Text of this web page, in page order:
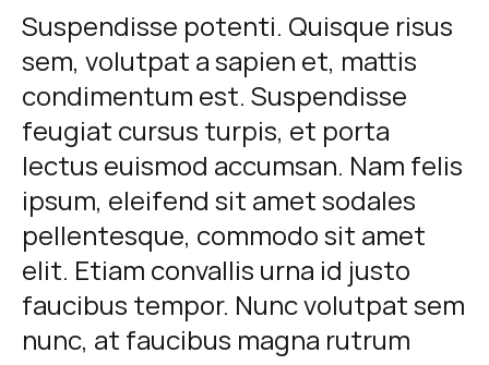
WILL
The
Shoes
That
Will
Instantly
Update
Any
Suspendisse potenti. Quisque risus
sem, volutpat a sapien et, mattis
condimentum est. Suspendisse
feugiat cursus turpis, et porta
lectus euismod accumsan. Nam felis
ipsum, eleifend sit amet sodales
pellentesque, commodo sit amet
elit. Etiam convallis urna id justo
faucibus tempor. Nunc volutpat sem
nunc, at faucibus magna rutrum